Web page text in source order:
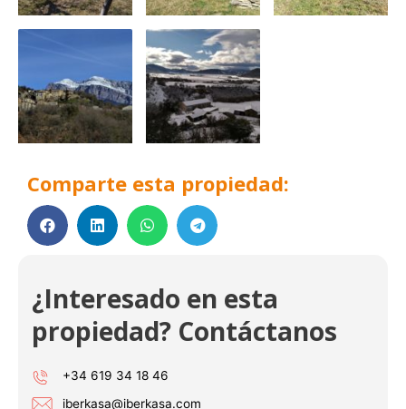
Comparte esta propiedad:
¿Interesado en esta
propiedad? Contáctanos
+34 619 34 18 46
11
iberkasa@iberkasa.com